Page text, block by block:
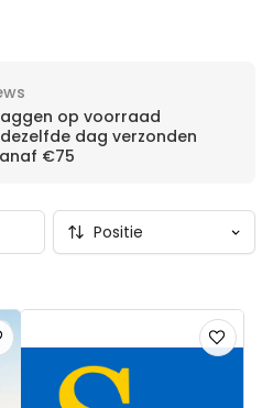
jouw formaat Larense
op voorraad
dag verzonden
€75
Voeg
toe